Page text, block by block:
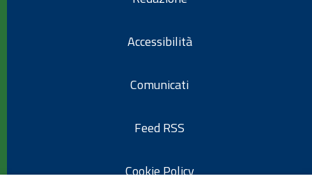
Accessibilità
Comunicati
Feed RSS
Cookie Policy